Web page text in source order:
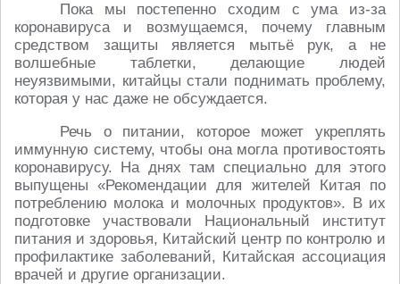
Пока мы постепенно сходим с ума из-за
коронавируса и возмущаемся, почему главным
средством защиты является мытьё рук, а не
волшебные таблетки, делающие людей
неуязвимыми, китайцы стали поднимать проблему,
которая у нас даже не обсуждается.
Речь о питании, которое может укреплять
иммунную систему, чтобы она могла противостоять
коронавирусу. На днях там специально для этого
выпущены «Рекомендации для жителей Китая по
потреблению молока и молочных продуктов». В их
подготовке участвовали Национальный институт
питания и здоровья, Китайский центр по контролю и
профилактике заболеваний, Китайская ассоциация
врачей и другие организации.